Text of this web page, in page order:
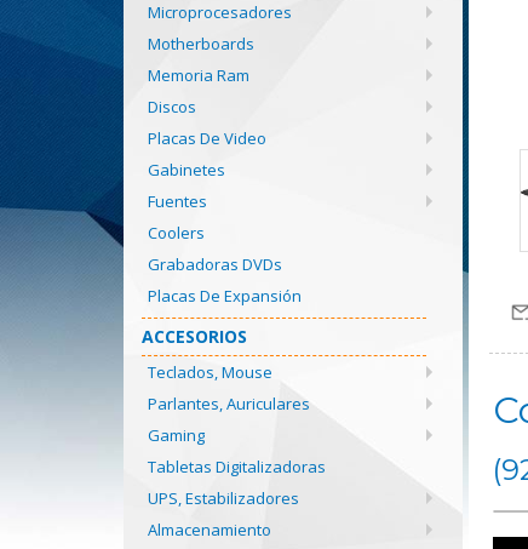
Microprocesadores
Motherboards
Memoria Ram
Discos
Placas De Video
Gabinetes
Fuentes
Coolers
Grabadoras DVDs
Placas De Expansión
ACCESORIOS
Teclados, Mouse
Parlantes, Auriculares
Gaming
Tabletas Digitalizadoras
UPS, Estabilizadores
Almacenamiento